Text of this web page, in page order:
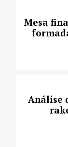
Mesa
Análise